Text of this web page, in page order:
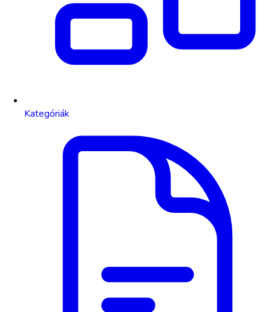
Kategóriák